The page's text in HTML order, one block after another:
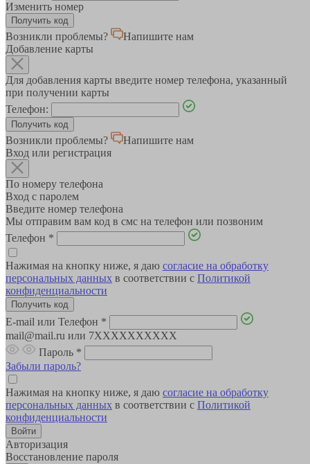
Изменить номер
Возникли проблемы?
Напишите нам
Добавление карты
Для добавления карты введите номер телефона, указанный
при получении карты
Телефон:
Возникли проблемы?
Напишите нам
Вход или регистрация
По номеру телефона
Вход с паролем
Введите номер телефона
Мы отправим вам код в смс на телефон или позвоним
Телефон *
Нажимая на кнопку ниже, я даю согласие на обработку
персональных данных в соответствии с Политикой
конфиденциальности
E-mail или Телефон *
mail@mail.ru или 7XXXXXXXXXX
Пароль *
Забыли пароль?
Нажимая на кнопку ниже, я даю согласие на обработку
персональных данных в соответствии с Политикой
конфиденциальности
Авторизация
Восстановление пароля